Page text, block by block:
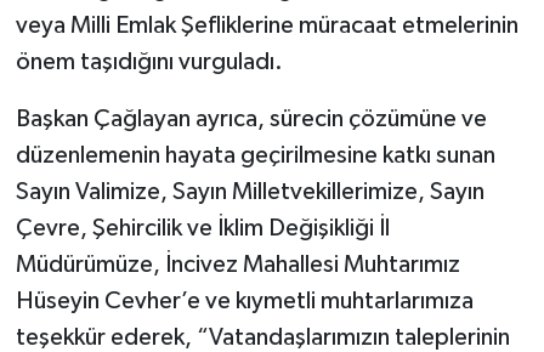
veya Milli Emlak Şefliklerine müracaat etmelerinin
önem taşıdığını vurguladı.
Başkan Çağlayan ayrıca, sürecin çözümüne ve
düzenlemenin hayata geçirilmesine katkı sunan
Sayın Valimize, Sayın Milletvekillerimize, Sayın
Çevre, Şehircilik ve İklim Değişikliği İl
Müdürümüze, İncivez Mahallesi Muhtarımız
Hüseyin Cevher’e ve kıymetli muhtarlarımıza
teşekkür ederek, “Vatandaşlarımızın taleplerinin